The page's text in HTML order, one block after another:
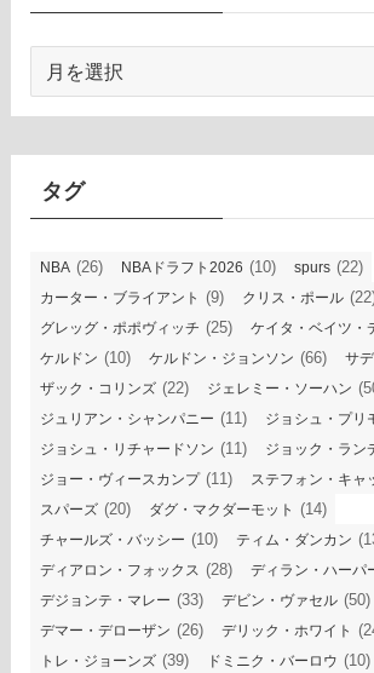
カ
イ
タグ
NBA (26) NBAドラフト2026 (10) spurs (22)
カーター・ブライアント (9) クリス・ポール
グレッグ・ポポヴィッチ (25) ケイタ・ベイツ・
ケルドン (10) ケルドン・ジョンソン (66) サ
ザック・コリンズ (22) ジェレミー・ソーハン
ジュリアン・シャンパニー (11) ジョシュ・プリ
ジョシュ・リチャードソン (11) ジョック・ラン
ジョー・ヴィースカンプ(11) ステフォン・キャ
スパーズ (20) ダグ・マクダーモット (14)
チャールズ・バッシー (10) ティム・ダンカン
ディアロン・フォックス (28) ディラン・ハーパ
デジョンテ・マレー (33) デビン・ヴァセル (50)
デマー・デローザン (26) デリック・ホワイト
トレ・ジョーンズ (39) ドミニク・バーロウ (10)